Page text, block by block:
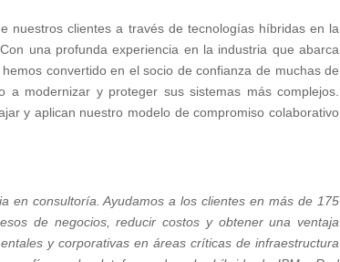
nuestros clientes a través de tecnologías híbridas en la
una profunda experiencia en la industria que abarca
convertido en el socio de confianza de muchas de
modernizar y proteger sus sistemas más complejos.
y aplican nuestro modelo de compromiso colaborativo
en consultoría. Ayudamos a los clientes en más de 175
de negocios, reducir costos y obtener una ventaja
y corporativas en áreas críticas de infraestructura